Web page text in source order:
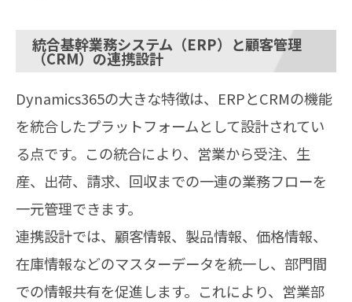
統合基幹業務システム（ERP）と顧客管理
（CRM）の連携設計
Dynamics365の大きな特徴は、ERPとCRMの機能
を統合したプラットフォームとして設計されてい
る点です。この統合により、営業から受注、生
産、出荷、請求、回収までの一連の業務フローを
一元管理できます。
連携設計では、顧客情報、製品情報、価格情報、
在庫情報などのマスターデータを統一し、部門間
での情報共有を促進します。これにより、営業部